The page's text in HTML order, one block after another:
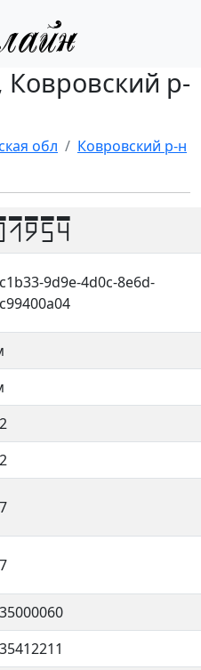
Ковровский р-
обл
Ковровский р-н
9d9e-4d0c-8e6d-